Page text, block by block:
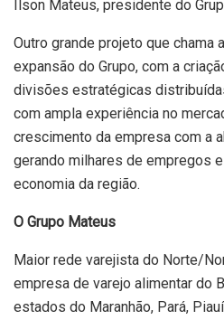
Ilson Mateus, presidente do
Outro grande projeto que chama
expansão do Grupo, com a
divisões estratégicas
com ampla experiência no
crescimento da empresa com a
gerando milhares de empregos
economia da região.
O Grupo Mateus
Maior rede varejista do Norte/
empresa de varejo alimentar do
estados do Maranhão, Pará,